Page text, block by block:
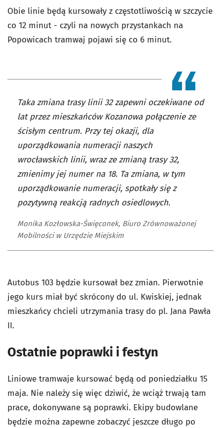
Obie linie będą kursowały z częstotliwością w szczycie
co 12 minut - czyli na nowych przystankach na
Popowicach tramwaj pojawi się co 6 minut.
Taka zmiana trasy linii 32 zapewni oczekiwane od
lat przez mieszkańców Kozanowa połączenie ze
ścisłym centrum. Przy tej okazji, dla
uporządkowania numeracji naszych
wrocławskich linii, wraz ze zmianą trasy 32,
zmienimy jej numer na 18. Ta zmiana, w tym
uporządkowanie numeracji, spotkały się z
pozytywną reakcją radnych osiedlowych.
Monika Kozłowska-Święconek, Biuro Zrównoważonej
Mobilności w Urzędzie Miejskim
Autobus 103 będzie kursował bez zmian. Pierwotnie
jego kurs miał być skrócony do ul. Kwiskiej, jednak
mieszkańcy chcieli utrzymania trasy do pl. Jana Pawła
II.
Ostatnie poprawki i festyn
Liniowe tramwaje kursować będą od poniedziałku 15
maja. Nie należy się więc dziwić, że wciąż trwają tam
prace, dokonywane są poprawki. Ekipy budowlane
będzie można zapewne zobaczyć jeszcze długo po